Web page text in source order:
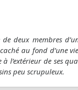
deux membres
au fond d’une
l’extérieur de ses
peu scrupuleux.